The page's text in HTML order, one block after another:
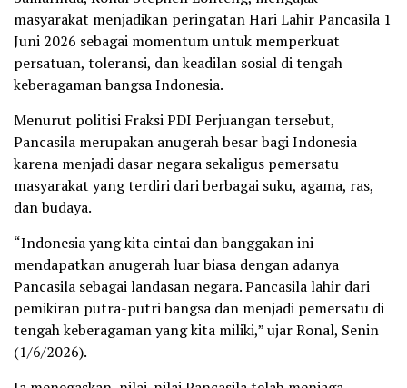
masyarakat menjadikan peringatan Hari Lahir Pancasila 1
Juni 2026 sebagai momentum untuk memperkuat
persatuan, toleransi, dan keadilan sosial di tengah
keberagaman bangsa Indonesia.
Menurut politisi Fraksi PDI Perjuangan tersebut,
Pancasila merupakan anugerah besar bagi Indonesia
karena menjadi dasar negara sekaligus pemersatu
masyarakat yang terdiri dari berbagai suku, agama, ras,
dan budaya.
“Indonesia yang kita cintai dan banggakan ini
mendapatkan anugerah luar biasa dengan adanya
Pancasila sebagai landasan negara. Pancasila lahir dari
pemikiran putra-putri bangsa dan menjadi pemersatu di
tengah keberagaman yang kita miliki,” ujar Ronal, Senin
(1/6/2026).